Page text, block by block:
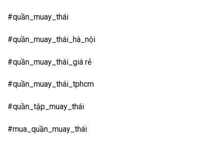
#quần_muay_thái
#quần_muay_thái_hà_nội
#quần_muay_thái_giá rẻ
#quần_muay_thái_tphcm
#quần_tập_muay_thái
#mua_quần_muay_thái